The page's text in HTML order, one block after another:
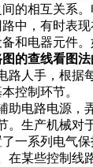
的相互关系
中，有时表现
和电器元件
的查线看图法
路人手，根
控制环节。
助电路电源
。生产机械
一系列电气保
在某些控制